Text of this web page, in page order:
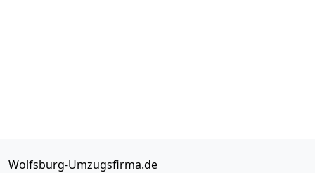
Wolfsburg-Umzugsfirma.de